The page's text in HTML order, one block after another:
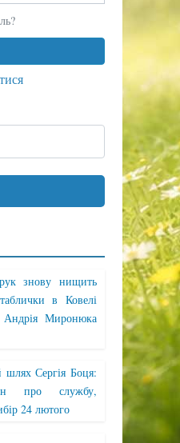
знову нищить
в Ковелі
Миронюка
шлях Сергія Боця:
про службу,
24 лютого